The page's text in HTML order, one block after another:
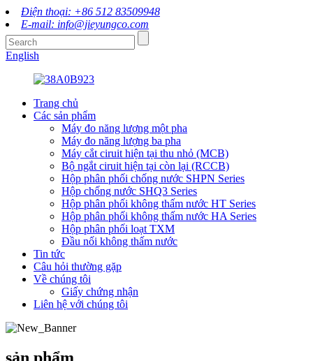
Điện thoại: +86 512 83509948
E-mail: info@jieyungco.com
English
Trang chủ
Các sản phẩm
Máy đo năng lượng một pha
Máy đo năng lượng ba pha
Máy cắt ciruit hiện tại thu nhỏ (MCB)
Bộ ngắt ciruit hiện tại còn lại (RCCB)
Hộp phân phối chống nước SHPN Series
Hộp chống nước SHQ3 Series
Hộp phân phối không thấm nước HT Series
Hộp phân phối không thấm nước HA Series
Hộp phân phối loạt TXM
Đầu nối không thấm nước
Tin tức
Câu hỏi thường gặp
Về chúng tôi
Giấy chứng nhận
Liên hệ với chúng tôi